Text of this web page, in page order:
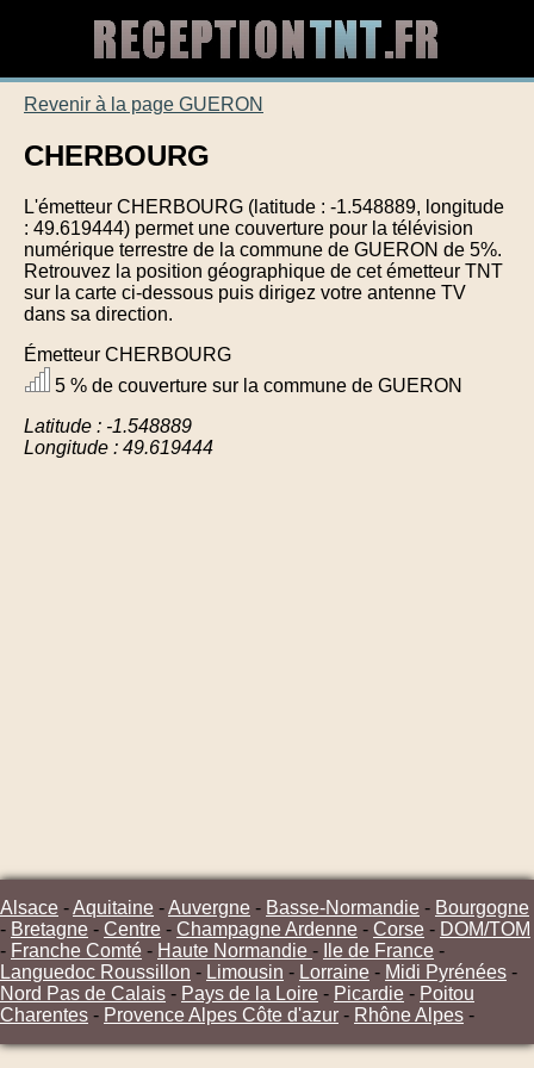
Revenir à la page GUERON
CHERBOURG
L'émetteur CHERBOURG (latitude : -1.548889, longitude
: 49.619444) permet une couverture pour la télévision
numérique terrestre de la commune de GUERON de 5%.
Retrouvez la position géographique de cet émetteur TNT
sur la carte ci-dessous puis dirigez votre antenne TV
dans sa direction.
Émetteur CHERBOURG
5 % de couverture sur la commune de GUERON
Latitude : -1.548889
Longitude : 49.619444
Alsace -Aquitaine -Auvergne - Basse-Normandie - Bourgogne
- Bretagne - Centre - Champagne Ardenne - Corse - DOM/TOM
- Franche Comté - Haute Normandie - Ile de France -
Languedoc Roussillon - Limousin - Lorraine - Midi Pyrénées -
Nord Pas de Calais - Pays de la Loire - Picardie - Poitou
Charentes - Provence Alpes Côte d'azur - Rhône Alpes -